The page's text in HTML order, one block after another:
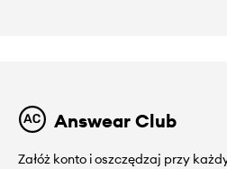
Answear Club
Załóż konto i oszczędzaj przy